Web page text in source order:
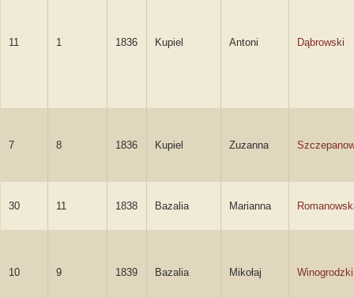
11 1 1836 Kupiel Antoni Dąbrowski
7 8 1836 Kupiel Zuzanna
30 11 1838 Bazalia Marianna
10 9 1839 Bazalia Mikołaj Winogrodzki